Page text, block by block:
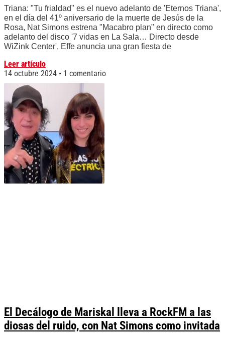
Triana: "Tu frialdad" es el nuevo adelanto de 'Eternos Triana',
en el día del 41º aniversario de la muerte de Jesús de la
Rosa, Nat Simons estrena "Macabro plan" en directo como
adelanto del disco '7 vidas en La Sala… Directo desde
WiZink Center', Effe anuncia una gran fiesta de
Leer artículo
14 octubre 2024
1 comentario
El Decálogo de Mariskal lleva a RockFM a las
diosas del ruido, con Nat Simons como invitada